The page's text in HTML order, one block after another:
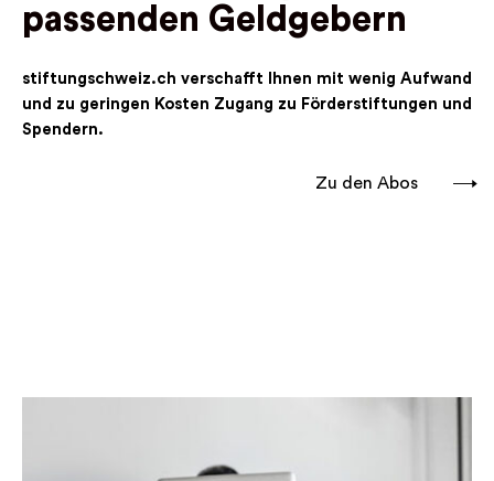
passenden Geldgebern
stiftungschweiz.ch verschafft Ihnen mit wenig Aufwand
und zu geringen Kosten Zugang zu Förderstiftungen und
Spendern.
Zu den Abos